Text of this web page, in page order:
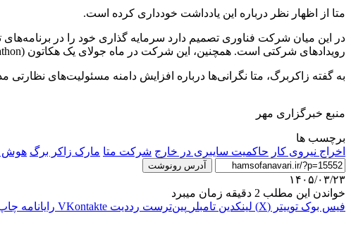
متا از اظهار نظر درباره این یادداشت خودداری کرده است.
در این میان شرکت فناوری تصمیم دارد سرمایه گذاری خود را در
رویدادهای شرکتی است. همچنین، این شرکت در ماه جولای یک هکاتون (Hackathon) بزرگ برگزار می‌کند تا همکاری میان تیم‌ها و توسعه مدل‌های جدید خود را تقویت کند.
به گفته زاکربرگ، متا نگرانی‌ها درباره افزایش دامنه مسئولیت‌های نظارتی
منبع خبرگزاری مهر
برچسب ها
اخراج نیروی کار حاکمیت سایبری در خارج شرکت متا مارک زاکر برگ هوش
آدرس رونوشت
۱۴۰۵/۰۳/۲۳
خواندن این مطلب 2 دقیقه زمان میبرد
فیس بوک توییتر (X) لینکدین ‫تامبلر ‫پین‌ترست ‫رددیت ‫VKontakte رایانامه